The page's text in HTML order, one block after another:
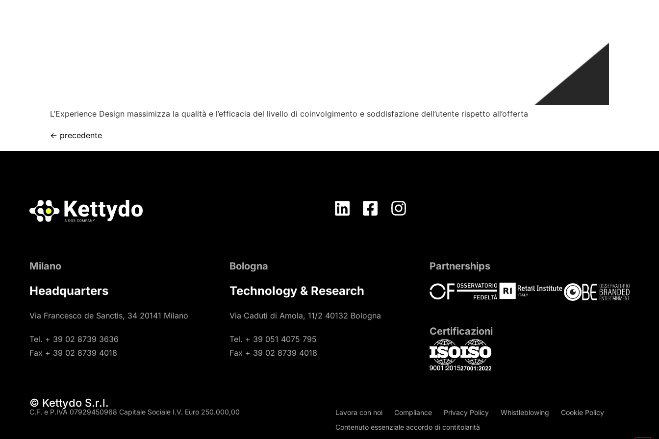
L’Experience Design massimizza la qualità e l’efficacia del livello di coinvolgimento e soddisfazione dell’utente rispetto all’offerta
← precedente
Milano
Headquarters
Via Francesco de Sanctis, 34 20141 Milano
Tel. + 39 02 8739 3636
Fax + 39 02 8739 4018
Bologna
Technology & Research
Via Caduti di Amola, 11/2 40132 Bologna
Tel. + 39 051 4075 795
Fax + 39 02 8739 4018
Partnerships
Certificazioni
© Kettydo S.r.l.
C.F. e P.IVA 07929450968 Capitale Sociale I.V. Euro 250.000,00 Lavora con noi Compliance Privacy Policy Whistleblowing
Cookie Policy
Contenuto essenziale accordo di contitolarità